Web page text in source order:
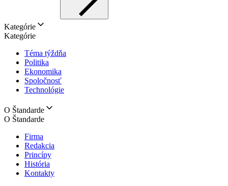
Kategórie
Kategórie
Téma týždňa
Politika
Ekonomika
Spoločnosť
Technológie
O Štandarde
O Štandarde
Firma
Redakcia
Princípy
História
Kontakty